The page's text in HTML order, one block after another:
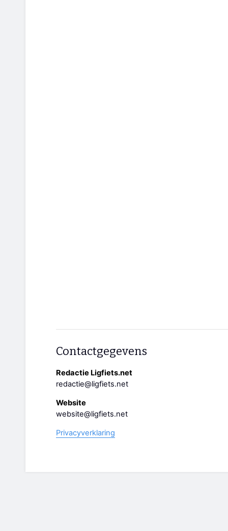
Contactgegevens
Redactie Ligfiets.net
redactie@ligfiets.net
Website
website@ligfiets.net
Privacyverklaring